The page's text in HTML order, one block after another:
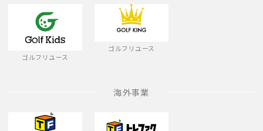
ゴルフリユース
ゴルフリユース
海外事業